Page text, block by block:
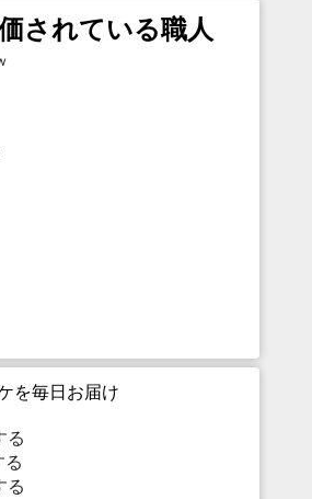
されている職人
を毎日お届け
る
る